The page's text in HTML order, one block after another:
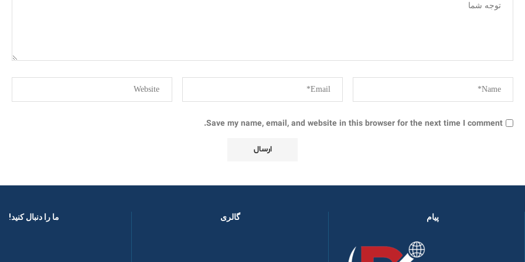
Save my name, email, and website in this browser for the next time I comment.
پیام گالری ما را دنبال کنید! ​